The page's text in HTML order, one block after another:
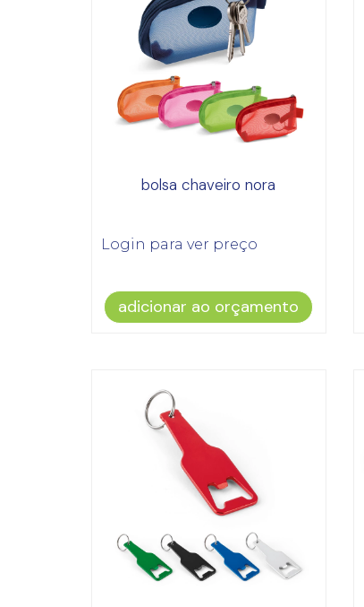
bolsa chaveiro nora
Login para ver preço
adicionar ao orçamento